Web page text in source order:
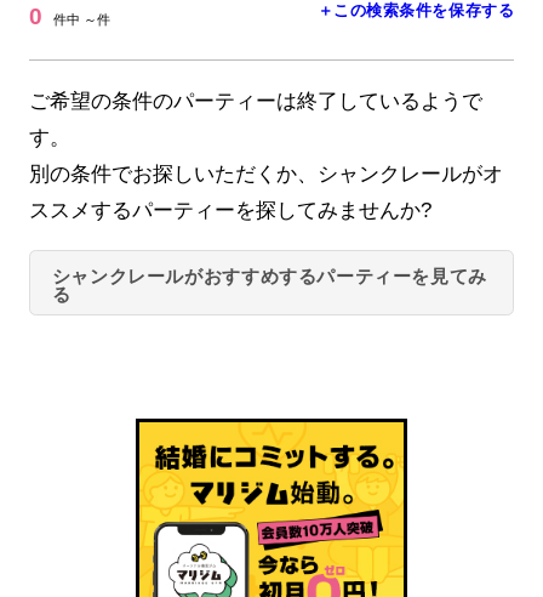
0 件中 ～件 ＋この検索条件を保存する
ご希望の条件のパーティーは終了しているようで
す。
別の条件でお探しいただくか、シャンクレールがオ
ススメするパーティーを探してみませんか?
シャンクレールがおすすめするパーティーを見てみ
る